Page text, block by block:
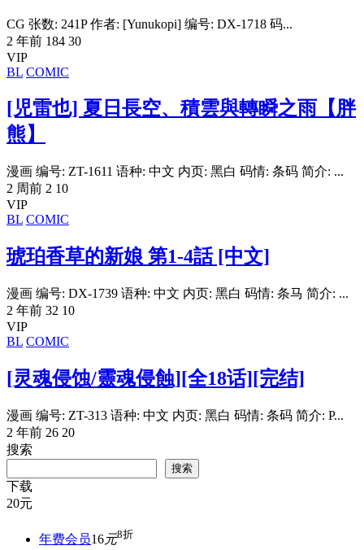
CG 张数: 241P 作者: [Yunukopi] 编号: DX-1718 码...
2 年前 184 30
VIP
BL COMIC
[児雷也] 夏日長空、積雲與轉瞬之雨【胖
熊】
漫画 编号: ZT-1611 语种: 中文 内页: 黑白 码情: 条码 简介: ...
2 周前 2 10
VIP
BL COMIC
琥珀香草的新娘 第1-4話 [中文]
漫画 编号: DX-1739 语种: 中文 内页: 黑白 码情: 条马 简介: ...
2 年前 32 10
VIP
BL COMIC
[灵魂侵蚀/靈魂侵蝕][全18话][完结]
漫画 编号: ZT-313 语种: 中文 内页: 黑白 码情: 条码 简介: P...
2 年前 26 20
搜索
搜索
下载
20元
年费会员16元8折